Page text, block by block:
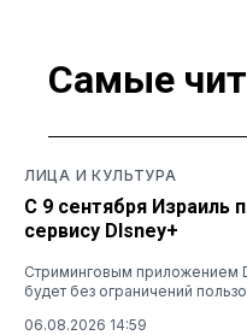
Самые
ЛИЦА И КУЛЬТУРА
С 9 сентября Израиль
сервису DIsney+
Стриминговым приложением
будет без ограничений
06.08.2026 14:59